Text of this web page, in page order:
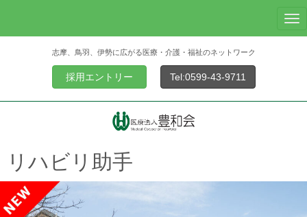
N
a
a
志摩、鳥羽、伊勢に広がる医療・介護・福祉のネットワーク
採用エントリー Tel:0599-43-9711
リハビリ助手